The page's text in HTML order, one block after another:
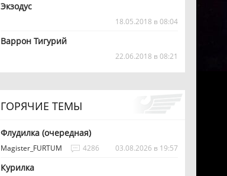
Экзодус
18.05.2018 в 08:04
Варрон Тигурий
22.06.2018 в 08:21
ГОРЯЧИЕ ТЕМЫ
Флудилка (очередная)
Magister_FURTUM 4286 03.08.2026 в 19:57
Курилка